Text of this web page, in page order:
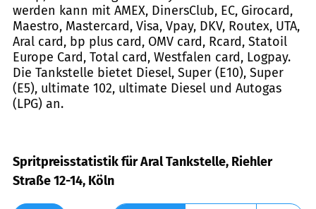
werden kann mit AMEX, DinersClub, EC, Girocard,
Maestro, Mastercard, Visa, Vpay, DKV, Routex, UTA,
Aral card, bp plus card, OMV card, Rcard, Statoil
Europe Card, Total card, Westfalen card, Logpay.
Die Tankstelle bietet Diesel, Super (E10), Super
(E5), ultimate 102, ultimate Diesel und Autogas
(LPG) an.
Spritpreisstatistik für Aral Tankstelle, Riehler
Straße 12-14, Köln